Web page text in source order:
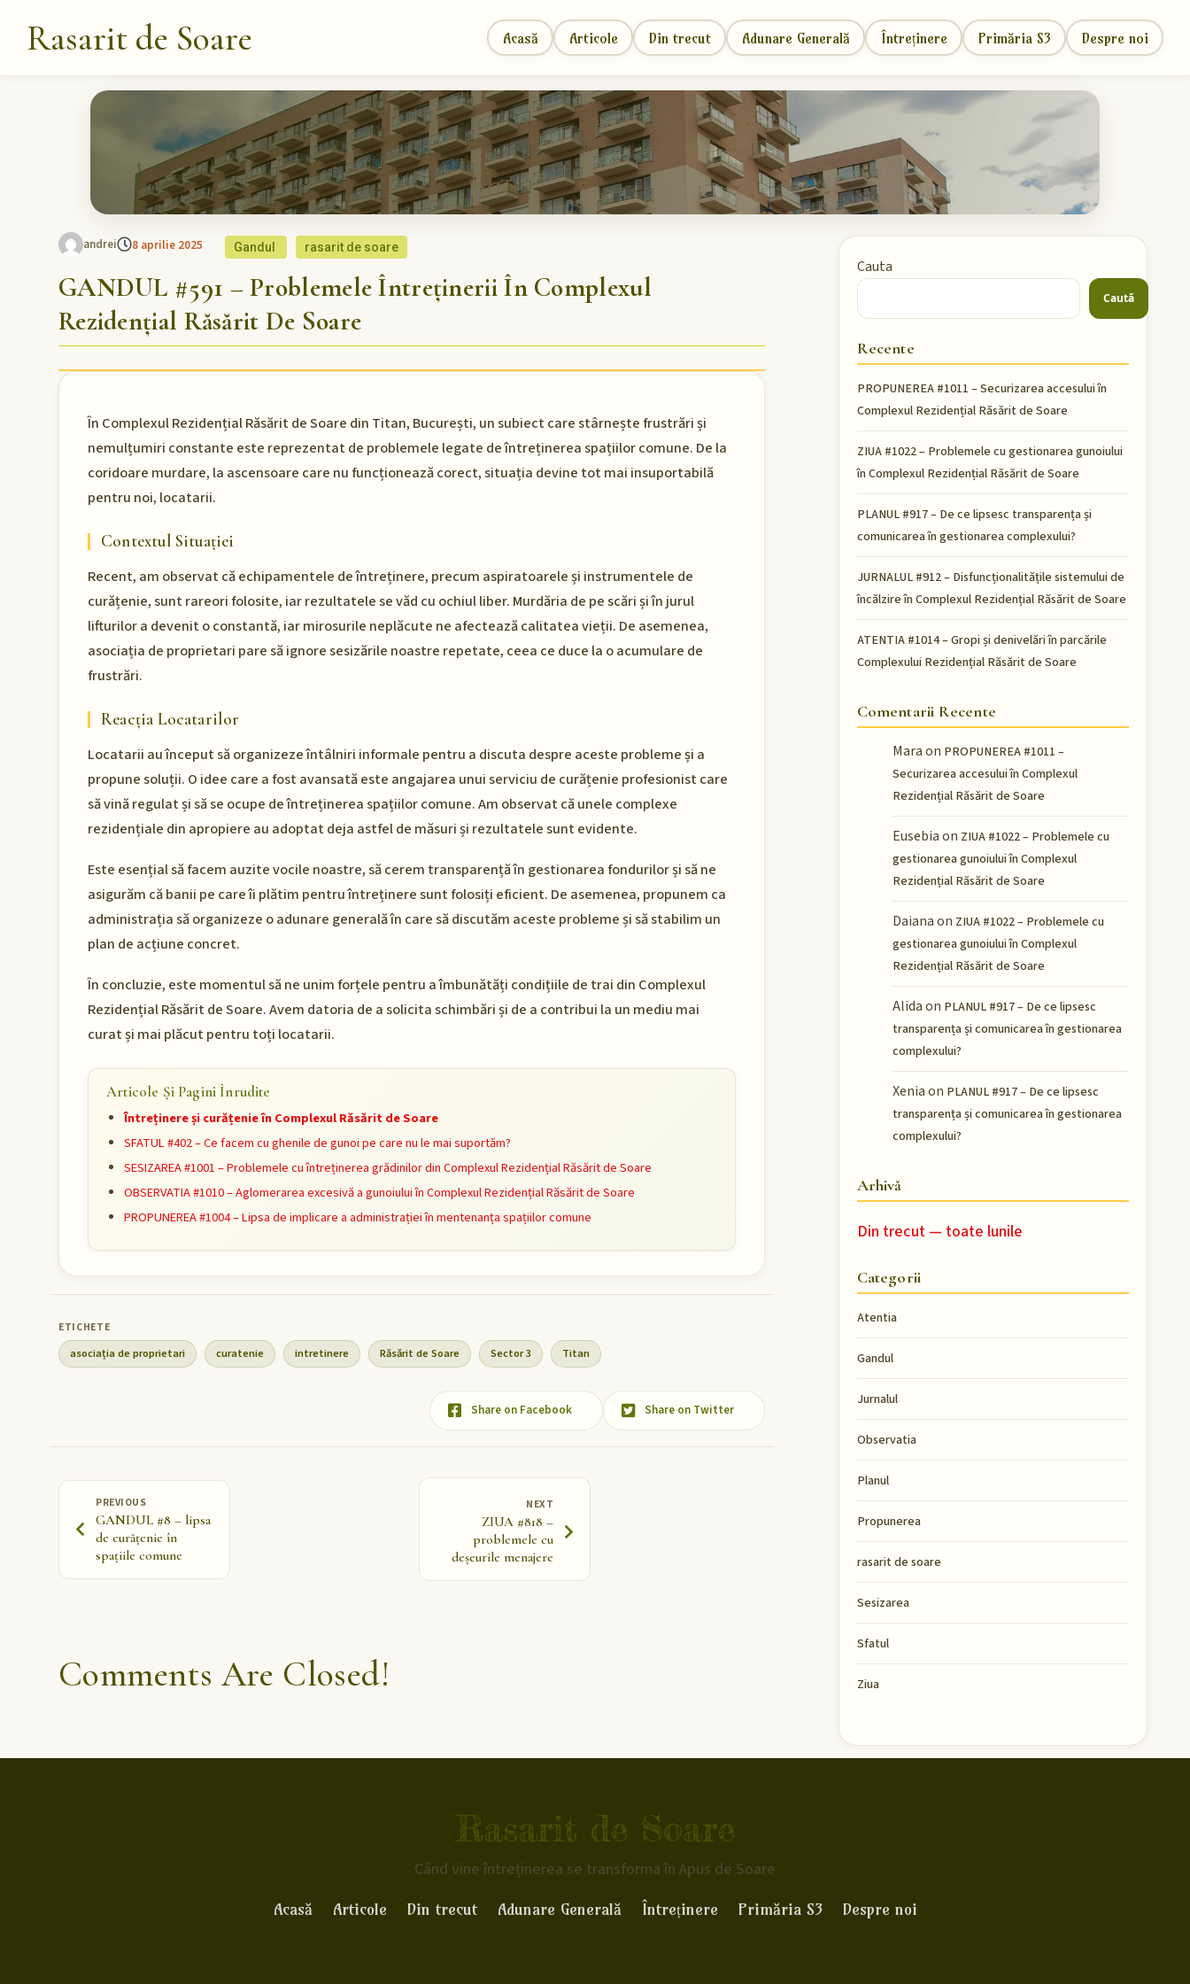
Rasarit de Soare Acasă Articole Din trecut Adunare Generală Întreținere Primăria S3 Despre noi
andrei 8 aprilie 2025 Gandul rasarit de soare
GANDUL #591 – Problemele Întreținerii În Complexul
Rezidențial Răsărit De Soare
În Complexul Rezidențial Răsărit de Soare din Titan, București, un subiect care stârnește frustrări și
nemulțumiri constante este reprezentat de problemele legate de întreținerea spațiilor comune. De la
coridoare murdare, la ascensoare care nu funcționează corect, situația devine tot mai insuportabilă
pentru noi, locatarii.
Contextul Situației
Recent, am observat că echipamentele de întreținere, precum aspiratoarele și instrumentele de
curățenie, sunt rareori folosite, iar rezultatele se văd cu ochiul liber. Murdăria de pe scări și în jurul
lifturilor a devenit o constantă, iar mirosurile neplăcute ne afectează calitatea vieții. De asemenea,
asociația de proprietari pare să ignore sesizările noastre repetate, ceea ce duce la o acumulare de
frustrări.
Reacția Locatarilor
Locatarii au început să organizeze întâlniri informale pentru a discuta despre aceste probleme și a
propune soluții. O idee care a fost avansată este angajarea unui serviciu de curățenie profesionist care
să vină regulat și să se ocupe de întreținerea spațiilor comune. Am observat că unele complexe
rezidențiale din apropiere au adoptat deja astfel de măsuri și rezultatele sunt evidente.
Este esențial să facem auzite vocile noastre, să cerem transparență în gestionarea fondurilor și să ne
asigurăm că banii pe care îi plătim pentru întreținere sunt folosiți eficient. De asemenea, propunem ca
administrația să organizeze o adunare generală în care să discutăm aceste probleme și să stabilim un
plan de acțiune concret.
În concluzie, este momentul să ne unim forțele pentru a îmbunătăți condițiile de trai din Complexul
Rezidențial Răsărit de Soare. Avem datoria de a solicita schimbări și de a contribui la un mediu mai
curat și mai plăcut pentru toți locatarii.
Articole Și Pagini Înrudite
Întreținere și curățenie în Complexul Răsărit de Soare
SFATUL #402 – Ce facem cu ghenile de gunoi pe care nu le mai suportăm?
SESIZAREA #1001 – Problemele cu întreținerea grădinilor din Complexul Rezidențial Răsărit de Soare
OBSERVATIA #1010 – Aglomerarea excesivă a gunoiului în Complexul Rezidențial Răsărit de Soare
PROPUNEREA #1004 – Lipsa de implicare a administrației în mentenanța spațiilor comune
asociația de proprietari curatenie intretinere Răsărit de Soare Sector 3 Titan
Share on Facebook Share on Twitter
PREVIOUS
GANDUL #8 – lipsa
de curățenie în
spațiile comune
NEXT
ZIUA #818 –
problemele cu
deșeurile menajere
Comments Are Closed!
Cauta
Caută
Recente
PROPUNEREA #1011 – Securizarea accesului în
Complexul Rezidențial Răsărit de Soare
ZIUA #1022 – Problemele cu gestionarea gunoiului
în Complexul Rezidențial Răsărit de Soare
PLANUL #917 – De ce lipsesc transparența și
comunicarea în gestionarea complexului?
JURNALUL #912 – Disfuncționalitățile sistemului de
încălzire în Complexul Rezidențial Răsărit de Soare
ATENTIA #1014 – Gropi și denivelări în parcările
Complexului Rezidențial Răsărit de Soare
Comentarii Recente
Maraon PROPUNEREA #1011 –
Securizarea accesului în Complexul
Rezidențial Răsărit de Soare
Eusebiaon ZIUA #1022 – Problemele cu
gestionarea gunoiului în Complexul
Rezidențial Răsărit de Soare
Daianaon ZIUA #1022 – Problemele cu
gestionarea gunoiului în Complexul
Rezidențial Răsărit de Soare
Alidaon PLANUL #917 – De ce lipsesc
transparența și comunicarea în gestionarea
complexului?
Xeniaon PLANUL #917 – De ce lipsesc
transparența și comunicarea în gestionarea
complexului?
Arhivă
Din trecut — toate lunile
Categorii
Atentia
Gandul
Jurnalul
Observatia
Planul
Propunerea
rasarit de soare
Sesizarea
Sfatul
Ziua
Rasarit de Soare
Când vine întreținerea se transforma în Apus de Soare
Acasă Articole Din trecut Adunare Generală Întreținere Primăria S3 Despre noi